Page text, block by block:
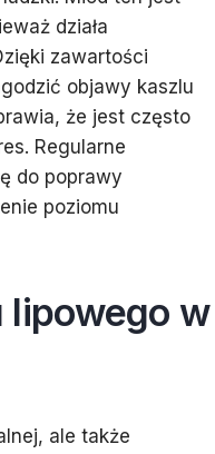
działa
zawartości
objawy kaszlu
że jest często
Regularne
do poprawy
poziomu
lipowego w
ale także